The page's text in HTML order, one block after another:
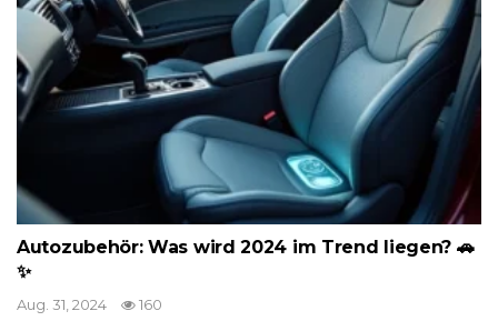
Autozubehör: Was wird 2024 im Trend liegen? 🚗
✨
Aug. 31, 2024 160